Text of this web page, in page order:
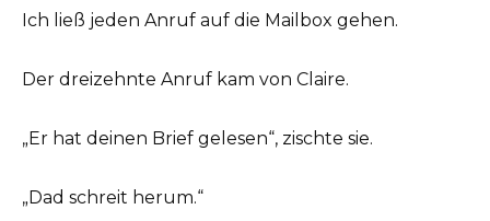
Ich ließ jeden Anruf auf die Mailbox gehen.
Der dreizehnte Anruf kam von Claire.
„Er hat deinen Brief gelesen“, zischte sie.
„Dad schreit herum.“